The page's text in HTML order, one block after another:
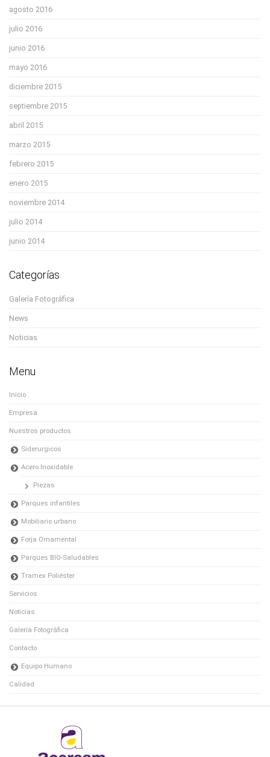
agosto 2016
julio 2016
junio 2016
mayo 2016
diciembre 2015
septiembre 2015
abril 2015
marzo 2015
febrero 2015
enero 2015
noviembre 2014
julio 2014
junio 2014
Categorías
Galería Fotográfica
News
Noticias
Menu
Inicio
Empresa
Nuestros productos
Siderurgicos
Acero Inoxidable
Piezas
Parques infantiles
Mobiliario urbano
Forja Ornamental
Parques BIO-Saludables
Tramex Poliéster
Servicios
Noticias
Galería Fotográfica
Contacto
Equipo Humano
Calidad